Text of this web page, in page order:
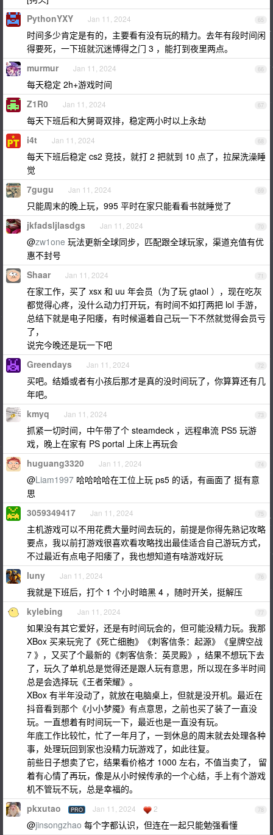
65
PythonYXY Jan 11, 2024
时间多少肯定是有的，主要看有没有玩的精力。去年有段时间闲
得要死，一下班就沉迷博得之门 3 ，能打到夜里两点。
66
murmur Jan 11, 2024
每天稳定 2h+游戏时间
67
Z1R0 Jan 11, 2024
每天下班后和大舅哥双排，稳定两小时以上永劫
68
i4t Jan 11, 2024
每天下班后稳定 cs2 竞技，就打 2 把就到 10 点了，拉屎洗澡睡
觉
69
7gugu Jan 11, 2024
只能周末的晚上玩，995 平时在家只能看看书就睡觉了
70
jkfadsljlasdgs Jan 11, 2024
@zw1one 玩法更新全球同步，匹配跟全球玩家，渠道充值有优
惠不封号
71
Shaar Jan 11, 2024
在家工作，买了 xsx 和 uu 年会员（为了玩 gtaol ），现在吃灰
都觉得心疼，没什么动力打开玩，有时间不如打两把 lol 手游，
总结下就是电子阳痿，有时候逼着自己玩一下不然就觉得会员亏
了，
说完今晚还是玩一下吧
72
Greendays Jan 11, 2024
买吧。结婚或者有小孩后那才是真的没时间玩了，你算算还有几
年吧。
73
kmyq Jan 11, 2024
抓紧一切时间，中午带了个 steamdeck ，远程串流 PS5 玩游
戏，晚上在家有 PS portal 上床上再玩会
74
huguang3320 Jan 11, 2024
@Liam1997 哈哈哈哈在工位上玩 ps5 的话，有画面了 挺有意
思
75
3059349417 Jan 11, 2024
主机游戏可以不用花费大量时间去玩的，前提是你得先熟记攻略
要点，我以前打游戏很喜欢看攻略找出最佳适合自己游玩方式，
不过最近有点电子阳痿了，我也想知道有啥游戏好玩
76
luny Jan 11, 2024
我就是下班后，打个 1 个小时暗黑 4 ，随时开关，挺解压
77
kylebing Jan 11, 2024
如果没有其它爱好，还是有时间玩会的，但可能没精力玩。我那
XBox 买来玩完了《死亡细胞》《刺客信条：起源》《皇牌空战
7 》，又买了个最新的《刺客信条：英灵殿》，结果不想玩下去
了，玩久了单机总是觉得还是跟人玩有意思，所以现在多半时间
总是会选择玩《王者荣耀》。
XBox 有半年没动了，就放在电脑桌上，但就是没开机。最近在
抖音看到那个《小小梦魇》有点意思，之前也买了装了一直没
玩。一直想着有时间玩一下，最近也是一直没有玩。
年底工作比较忙，忙了一年月了，一到休息的周末就去处理各种
事，处理玩回到家也没精力玩游戏了，如此往复。
前些日子想卖了它，结果看价格才 1000 左右，不值当卖了， 留
着有心情了再玩，像是从小时候传承的一个心结，手上有个游戏
机不管玩不玩，总是幸福的。
78
pkxutao PRO Jan 11, 2024 2
@jinsongzhao 每个字都认识，但连在一起只能勉强看懂